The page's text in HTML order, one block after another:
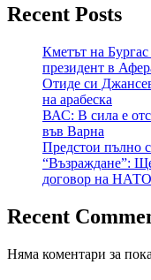
Recent Posts
Кметът на
президент в
Отиде си
на арабеска
ВАС: В сила е
във Варна
Предстои пълно
“Възраждане”:
договор на НАТО
Recent
Няма коментари за